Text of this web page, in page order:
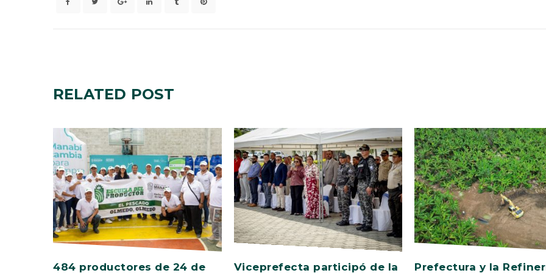
RELATED POST
484 productores de 24 de Viceprefecta participó de la Prefectura y la